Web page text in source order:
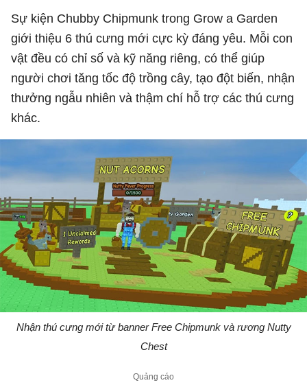
Sự kiện Chubby Chipmunk trong Grow a Garden
giới thiệu 6 thú cưng mới cực kỳ đáng yêu. Mỗi con
vật đều có chỉ số và kỹ năng riêng, có thể giúp
người chơi tăng tốc độ trồng cây, tạo đột biến, nhận
thưởng ngẫu nhiên và thậm chí hỗ trợ các thú cưng
khác.
Nhận thú cưng mới từ banner Free Chipmunk và rương Nutty
Chest